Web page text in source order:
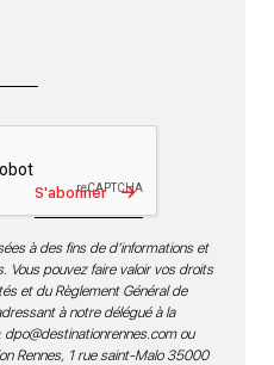
S'abonner
à des fins de d’informations et
Vous pouvez faire valoir vos droits
et du Règlement Général de
à notre délégué à la
dpo@destinationrennes.comou
Rennes, 1 rue saint-Malo 35000